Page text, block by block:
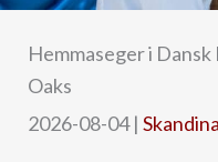
Hemmaseger i
Oaks
2026-08-04|